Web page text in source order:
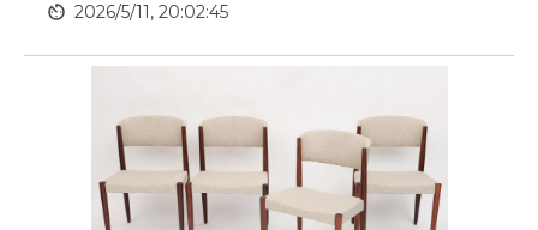
av_timer 2026/5/11, 20:02:45